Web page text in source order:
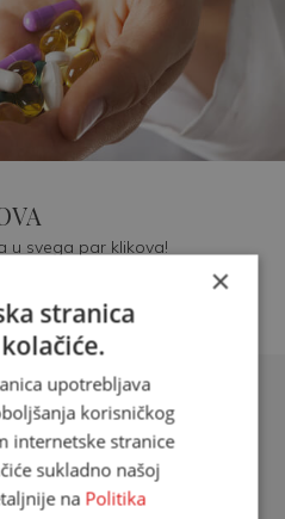
kardiovaskularna
u svega par klikova!
×
stranica
upotrebljava
korisničkog
internetske stranice
sukladno našoj
na Politika